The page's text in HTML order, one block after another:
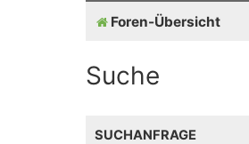
Foren-Übersicht
Suche
SUCHANFRAGE